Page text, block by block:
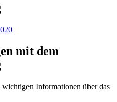
mit dem
Informationen über das